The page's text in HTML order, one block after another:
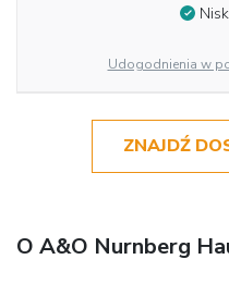
Udogodnienia w
ZNAJDŹ
O A&O Nurnberg